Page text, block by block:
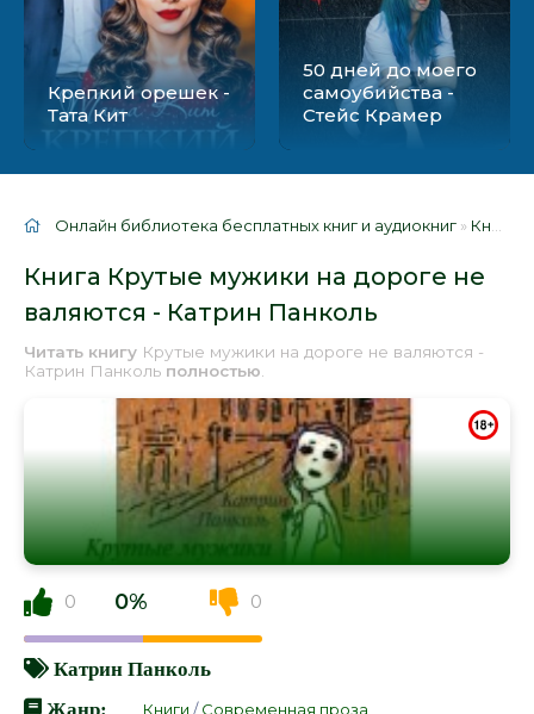
Крепкий орешек -
Тата Кит
50 дней до моего
самоубийства -
Стейс Крамер
Онлайн библиотека бесплатных книг и аудиокниг » Книги
Книга Крутые мужики на дороге не
валяются - Катрин Панколь
Читать книгу Крутые мужики на дороге не валяются -
Катрин Панколь полностью
0 0% 0
Катрин Панколь
Жанр:
Книги /Современная проза